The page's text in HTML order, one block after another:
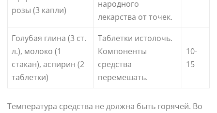
розы (3 капли)
народного
лекарства от точек.
Голубая глина (3 ст.
л.), молоко (1
стакан), аспирин (2
таблетки)
Таблетки истолочь.
Компоненты
средства
перемешать.
10-
15
Температура средства не должна быть горячей. Во